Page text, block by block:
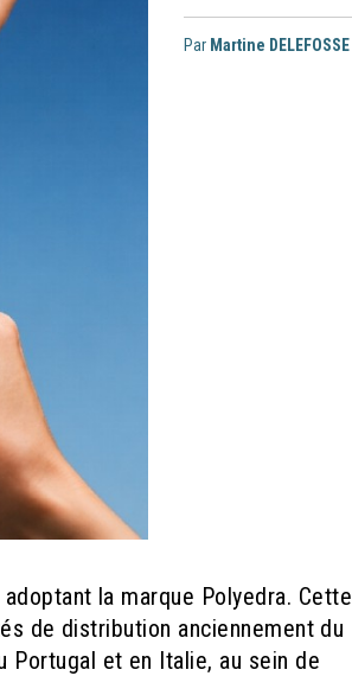
Par Martine DELEFOSSE
adoptant la marque Polyedra. Cette
de distribution anciennement du
Portugal et en Italie, au sein de